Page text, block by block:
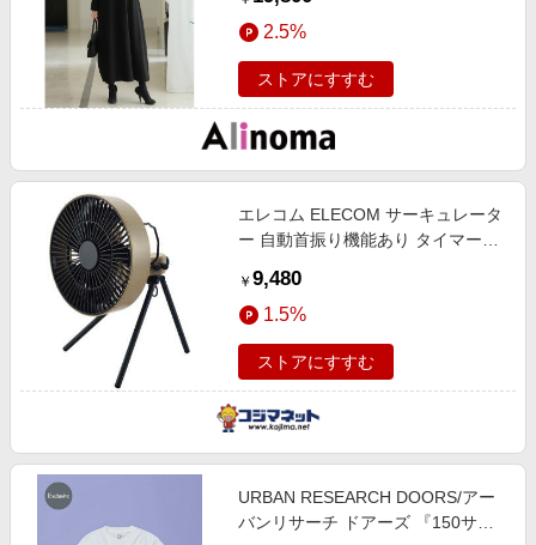
ク / F / アリノマ / ありのま / 大き
いサイズ / レディース
2.5%
ストアにすすむ
エレコム ELECOM サーキュレータ
ー 自動首振り機能あり タイマー機
サンドベージュ FAN-NEST-GF1BE
￥ 9,480
1.5%
ストアにすすむ
URBAN RESEARCH DOORS/アー
バンリサーチ ドアーズ 『150サイ